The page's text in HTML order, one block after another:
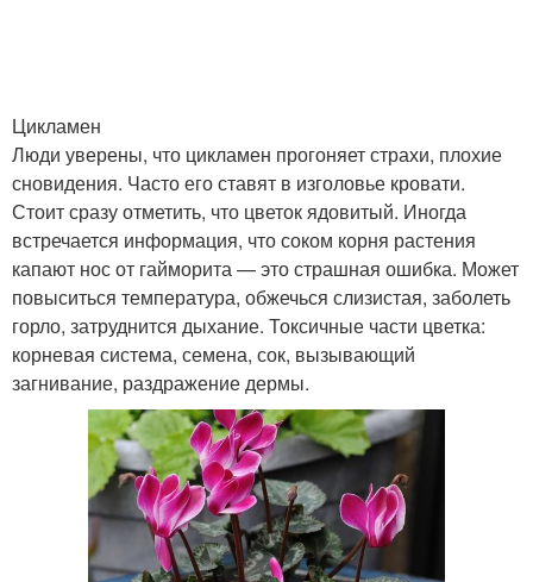
Цикламен
Люди уверены, что цикламен прогоняет страхи, плохие
сновидения. Часто его ставят в изголовье кровати.
Стоит сразу отметить, что цветок ядовитый. Иногда
встречается информация, что соком корня растения
капают нос от гайморита — это страшная ошибка. Может
повыситься температура, обжечься слизистая, заболеть
горло, затруднится дыхание. Токсичные части цветка:
корневая система, семена, сок, вызывающий
загнивание, раздражение дермы.